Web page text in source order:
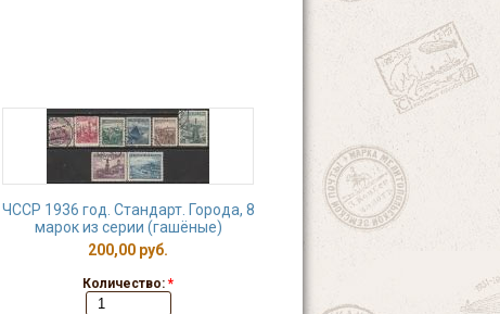
ЧССР 1936 год. Стандарт. Города, 8
марок из серии (гашёные)
200,00 руб.
Количество: *